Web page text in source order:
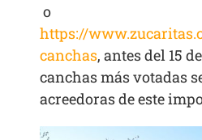
o
https://
canchas, antes del 15
canchas más votadas
acreedoras de este